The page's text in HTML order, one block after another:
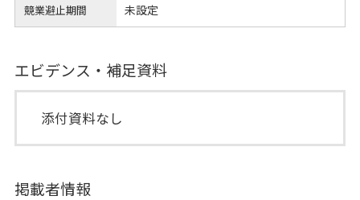
競業避止期間 未設定
エビデンス・補足資料
添付資料なし
掲載者情報